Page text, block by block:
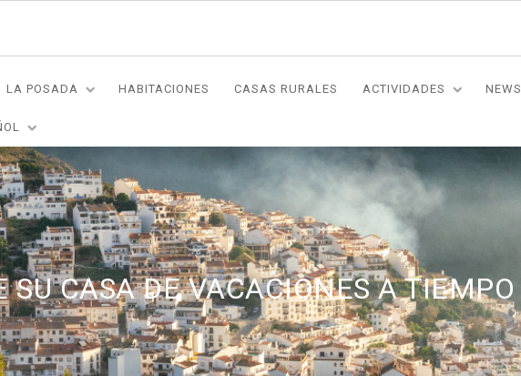
LA POSADA HABITACIONES CASAS RURALES ACTIVIDADES NEWS
SU CASA DE VACACIONES A TIEMPO